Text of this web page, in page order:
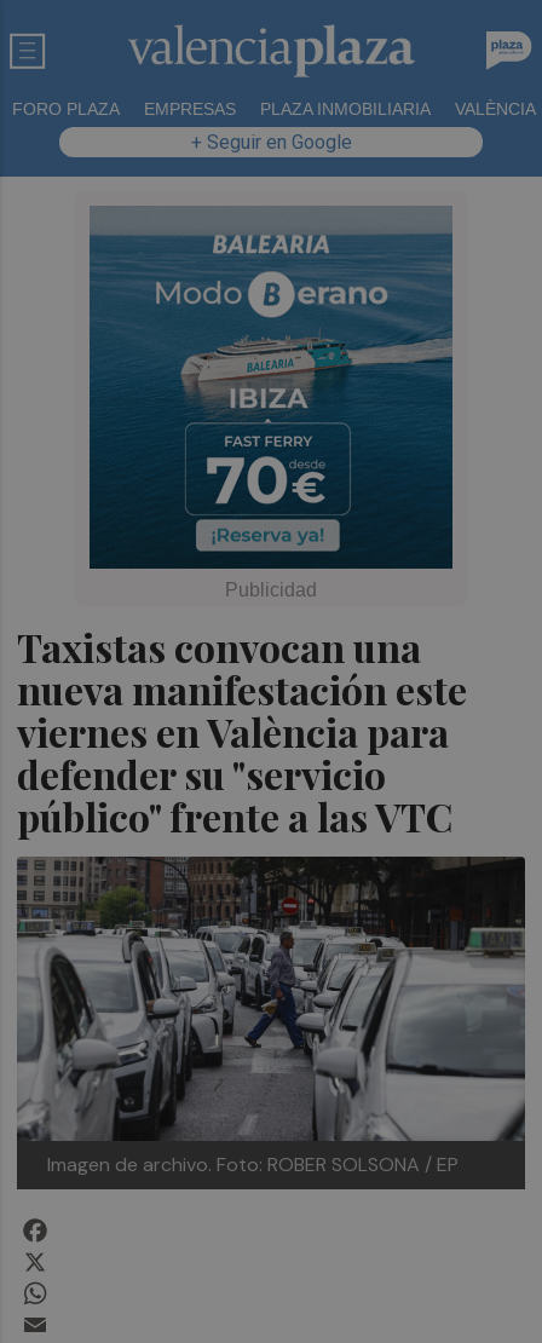
FORO PLAZA EMPRESAS PLAZA INMOBILIARIA VALÈNCIA
+ Seguir en Google
Taxistas convocan una
nueva manifestación este
viernes en València para
defender su "servicio
público" frente a las VTC
Imagen de archivo. Foto: ROBER SOLSONA / EP